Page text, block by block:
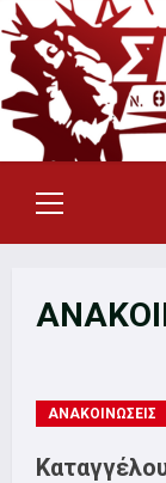
Skip
to
content
Primary
Menu
ΑΝΑΚΟΙΝΩΣΕΙΣ